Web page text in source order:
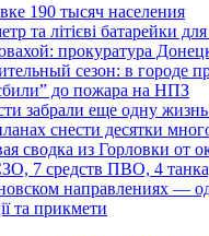
190 тысяч населения
та літієві батарейки
прокуратура
сезон: в городе
до пожара на НПЗ
забрали еще одну
снести десятки
сводка из Горловки от
7 средств ПВО, 4
направлениях —
та прикмети